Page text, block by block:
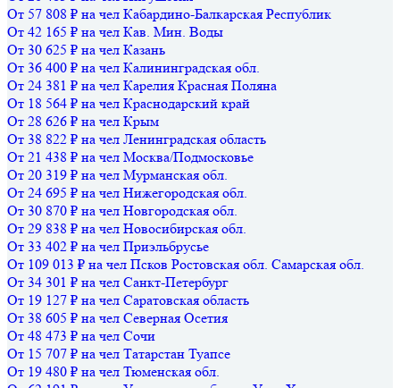
От 57 808 ₽ на чел Кабардино-Балкарская Республик
От 42 165 ₽ на чел Кав. Мин. Воды
От 30 625 ₽ на чел Казань
От 36 400 ₽ на чел Калининградская обл.
От 24 381 ₽ на чел Карелия Красная Поляна
От 18 564 ₽ на чел Краснодарский край
От 28 626 ₽ на чел Крым
От 38 822 ₽ на чел Ленинградская область
От 21 438 ₽ на чел Москва/Подмосковье
От 20 319 ₽ на чел Мурманская обл.
От 24 695 ₽ на чел Нижегородская обл.
От 30 870 ₽ на чел Новгородская обл.
От 29 838 ₽ на чел Новосибирская обл.
От 33 402 ₽ на чел Приэльбрусье
От 109 013 ₽ на чел Псков Ростовская обл. Самарская обл.
От 34 301 ₽ на чел Санкт-Петербург
От 19 127 ₽ на чел Саратовская область
От 38 605 ₽ на чел Северная Осетия
От 48 473 ₽ на чел Сочи
От 15 707 ₽ на чел Татарстан Туапсе
От 19 480 ₽ на чел Тюменская обл.